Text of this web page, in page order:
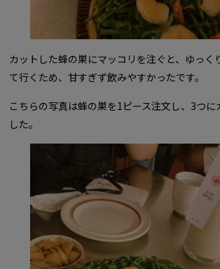
カットした蜂の巣にマッコリを注ぐと、ゆっく
て行くため、甘すぎず飲みやすかったです。
こちらの写真は蜂の巣を1ピース注文し、3つに
した。